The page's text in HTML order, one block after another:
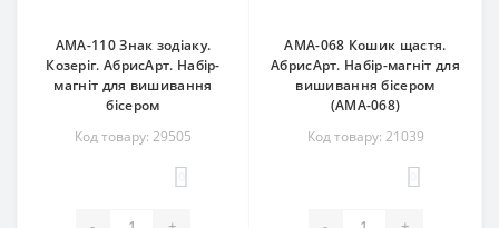
AMA-110 Знак зодіаку.
Козеріг. АбрисАрт. Набір-
магніт для вишивання
бісером
Код товару: 29505
AMA-068 Кошик щастя.
АбрисАрт. Набір-магніт для
вишивання бісером
(АМА-068)
Код товару: 21039